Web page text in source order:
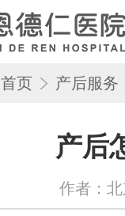
首页 产后服务
产后
作者：